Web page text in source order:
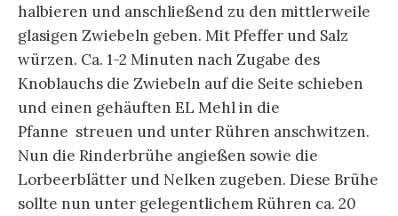
halbieren und anschließend zu den mittlerweile
glasigen Zwiebeln geben. Mit Pfeffer und Salz
würzen. Ca. 1-2 Minuten nach Zugabe des
Knoblauchs die Zwiebeln auf die Seite schieben
und einen gehäuften EL Mehl in die
Pfanne streuen und unter Rühren anschwitzen.
Nun die Rinderbrühe angießen sowie die
Lorbeerblätter und Nelken zugeben. Diese Brühe
sollte nun unter gelegentlichem Rühren ca. 20